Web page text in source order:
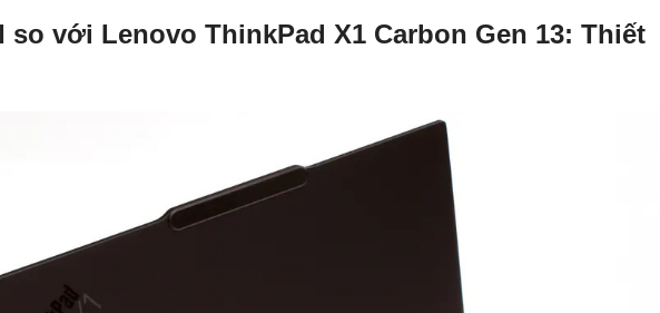
so với Lenovo ThinkPad X1 Carbon Gen 13: Thiết